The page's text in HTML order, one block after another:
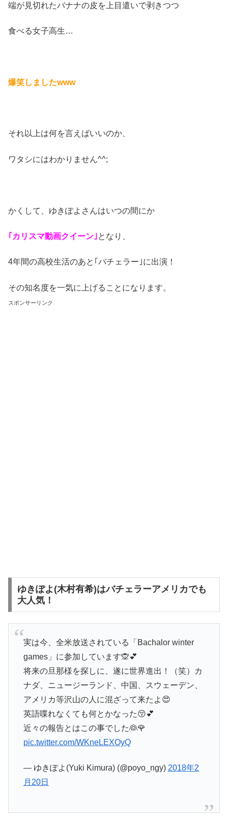
端が見切れたバナナの皮を上目遣いで剥きつつ
食べる女子高生…
爆笑しましたwww
それ以上は何を言えばいいのか、
ワタシにはわかりません^^;
かくして、ゆきぽよさんはいつの間にか
｢カリスマ動画クイーン｣となり、
4年間の高校生活のあと｢バチェラー｣に出演！
その知名度を一気に上げることになります。
スポンサーリンク
ゆきぽよ(木村有希)はバチェラーアメリカでも
大人気！
実は今、全米放送されている「Bachalor winter
games」に参加しています🙊💕
将来の旦那様を探しに、遂に世界進出！（笑）カ
ナダ、ニュージーランド、中国、スウェーデン、
アメリカ等沢山の人に混ざって来たよ😍
英語喋れなくても何とかなった😚💕
近々の報告とはこの事でした👰🌹
pic.twitter.com/WKneLEXOyQ
— ゆきぽよ(Yuki Kimura) (@poyo_ngy) 2018年2
月20日